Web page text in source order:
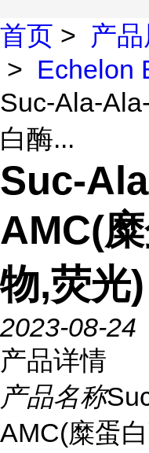
首页 > 产
> Echelon
Suc-Ala-
白酶...
Suc-
AMC(
物,荧光)
2023-08-24
产品详情
产品名称
AMC(糜蛋